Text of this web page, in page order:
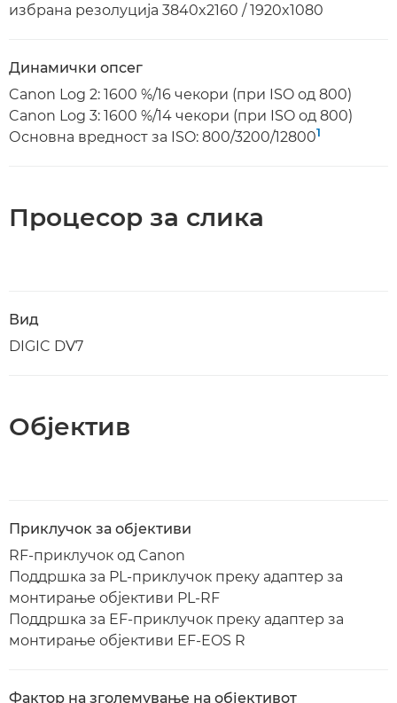
избрана резолуција 3840x2160 / 1920x1080
Динамички опсег
Canon Log 2: 1600 %/16 чекори (при ISO од 800)
Canon Log 3: 1600 %/14 чекори (при ISO од 800)
Основна вредност за ISO: 800/3200/128001
Процесор за слика
Вид
DIGIC DV7
Објектив
Приклучок за објективи
RF-приклучок од Canon
Поддршка за PL-приклучок преку адаптер за
монтирање објективи PL-RF
Поддршка за EF-приклучок преку адаптер за
монтирање објективи EF-EOS R
Фактор на зголемување на објективот